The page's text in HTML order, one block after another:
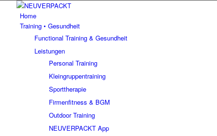
Home
Training • Gesundheit
Functional Training & Gesundheit
Leistungen
Personal Training
Kleingruppentraining
Sporttherapie
Firmenfitness & BGM
Outdoor Training
NEUVERPACKT App